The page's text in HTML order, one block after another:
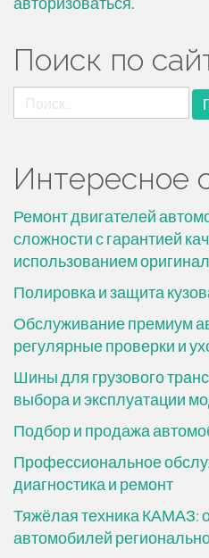
Поиск по
Найти:
Интересное
Ремонт двигателей
сложности с гарантией
использованием
Полировка и защита
Обслуживание премиум
регулярные проверки и
Шины для грузового
выбора и эксплуатации
Подбор и продажа
Профессиональное
диагностика и ремонт
Тяжёлая техника КАМАЗ:
автомобилей